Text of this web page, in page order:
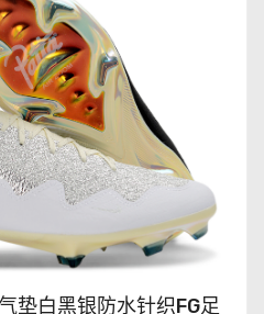
垫白黑银防水针织FG足